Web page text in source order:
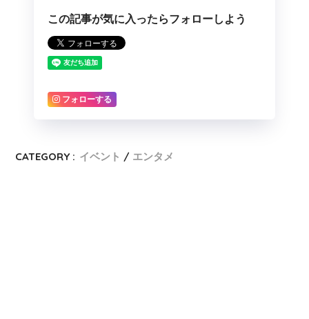
この記事が気に入ったらフォローしよう
フォローする
CATEGORY : イベント エンタメ